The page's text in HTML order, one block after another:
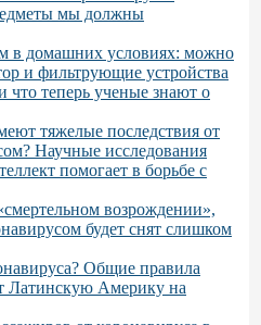
мы должны
в домашних условиях: можно
и фильтрующие устройства
что теперь ученые знают о
тяжелые последствия от
Научные исследования
помогает в борьбе с
возрождении»,
будет снят слишком
Общие правила
Латинскую Америку на